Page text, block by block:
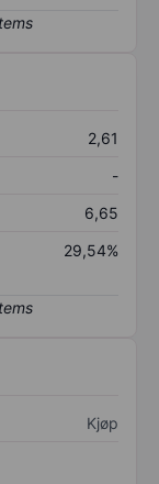
2,61
-
6,65
29,54%
Kjøp